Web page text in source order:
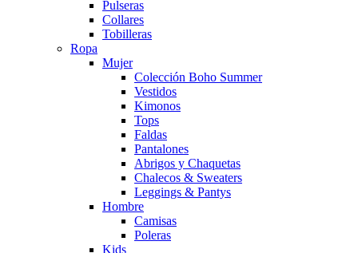
Pulseras
Collares
Tobilleras
Ropa
Mujer
Colección Boho Summer
Vestidos
Kimonos
Tops
Faldas
Pantalones
Abrigos y Chaquetas
Chalecos & Sweaters
Leggings & Pantys
Hombre
Camisas
Poleras
Kids